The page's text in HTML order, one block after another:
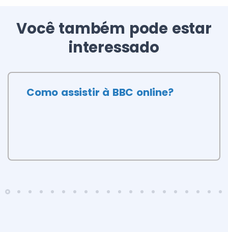
Você também pode estar
interessado
Como assistir à BBC online?